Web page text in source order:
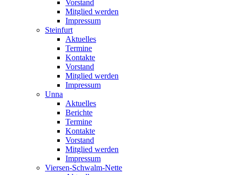
Vorstand
Mitglied werden
Impressum
Steinfurt
Aktuelles
Termine
Kontakte
Vorstand
Mitglied werden
Impressum
Unna
Aktuelles
Berichte
Termine
Kontakte
Vorstand
Mitglied werden
Impressum
Viersen-Schwalm-Nette